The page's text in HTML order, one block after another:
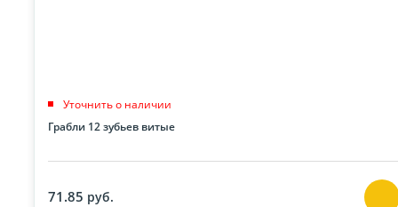
Уточнить о наличии
Грабли 12 зубьев витые
71.85 руб.